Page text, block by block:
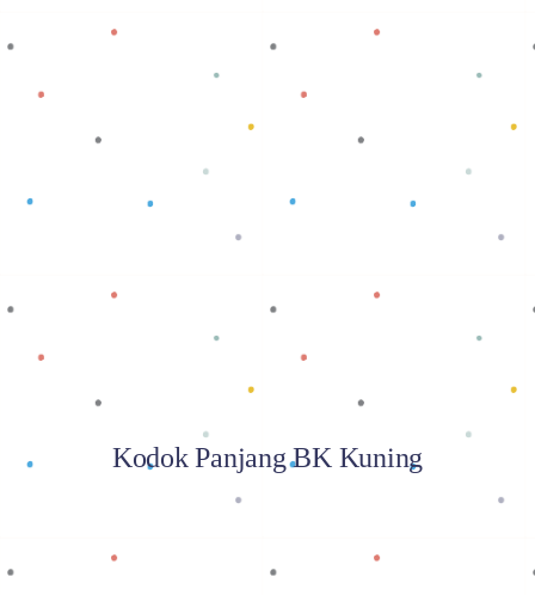
Baca selengkapnya
Kodok Panjang BK Kuning